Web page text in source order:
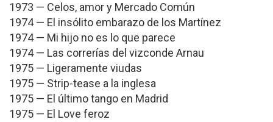
1973 — Celos, amor y Mercado Común
1974 — El insólito embarazo de los Martínez
1974 — Mi hijo no es lo que parece
1974 — Las correrías del vizconde Arnau
1975 — Ligeramente viudas
1975 — Strip-tease a la inglesa
1975 — El último tango en Madrid
1975 — El Love feroz